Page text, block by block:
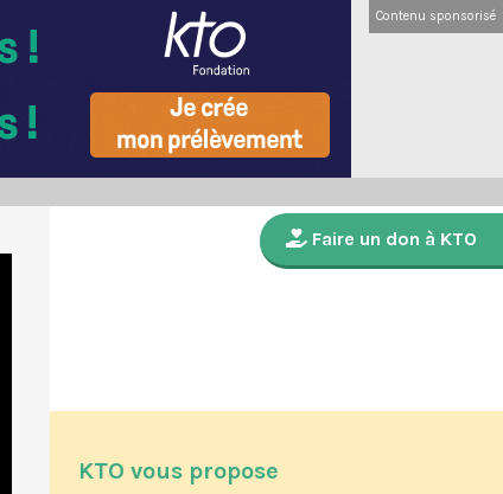
Contenu sponsorisé
Faire un don à KTO
KTO vous propose